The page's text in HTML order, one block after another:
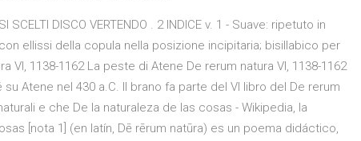
SCELTI DISCO VERTENDO . 2 INDICE v. 1 - Suave: ripetuto in
ellissi della copula nella posizione incipitaria; bisillabico per
VI, 1138-1162 La peste di Atene De rerum natura VI, 1138-1162
Atene nel 430 a.C. Il brano fa parte del VI libro del De rerum
e che De la naturaleza de las cosas - Wikipedia, la
[nota 1] (en latín, Dē rērum natūra) es un poema didáctico,